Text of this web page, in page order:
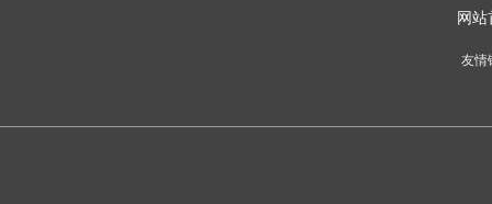
网 站
友情